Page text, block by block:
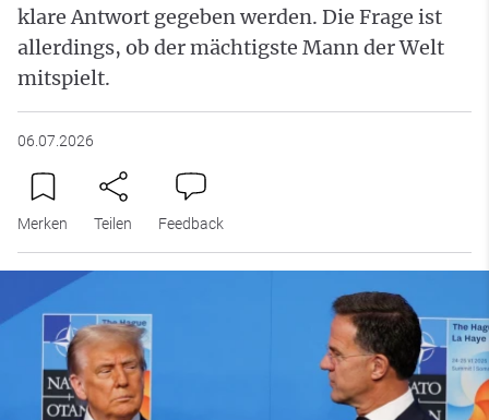
klare Antwort gegeben werden. Die Frage ist
allerdings, ob der mächtigste Mann der Welt
mitspielt.
06.07.2026
Merken Teilen Feedback